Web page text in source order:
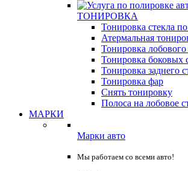
ТОНИРОВКА
Тонировка стекла
Атермальная
Тонировка лобового
Тонировка боковых
Тонировка заднего
Тонировка фар
Снять тонировку
Полоса на лобовое
МАРКИ
Марки авто
Мы работаем со всеми авто!